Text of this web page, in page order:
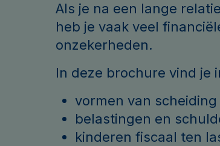
Als je na een lange
heb je vaak veel
onzekerheden.
In deze brochure vind je
vormen van scheiding
belastingen en
kinderen fiscaal ten